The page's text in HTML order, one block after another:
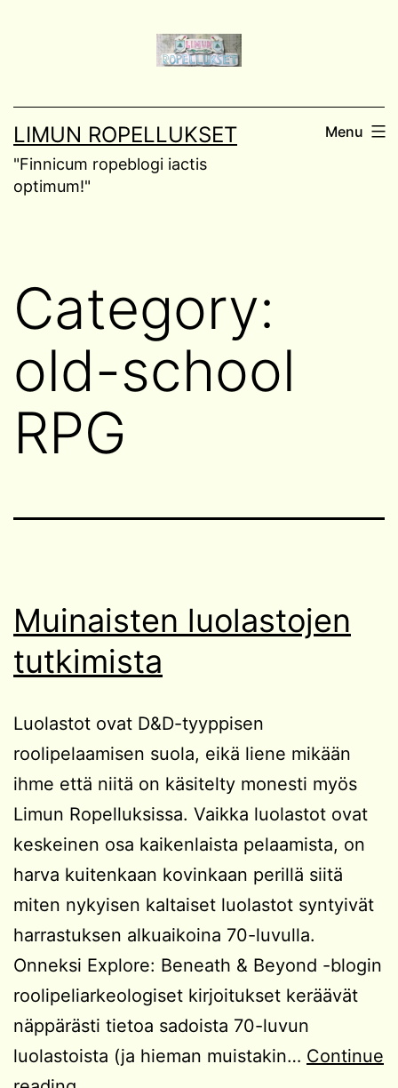
LIMUN ROPELLUKSET
"Finnicum ropeblogi iactis
optimum!"
Menu
Category:
old-school
RPG
Muinaisten luolastojen
tutkimista
Luolastot ovat D&D-tyyppisen
roolipelaamisen suola, eikä liene mikään
ihme että niitä on käsitelty monesti myös
Limun Ropelluksissa. Vaikka luolastot ovat
keskeinen osa kaikenlaista pelaamista, on
harva kuitenkaan kovinkaan perillä siitä
miten nykyisen kaltaiset luolastot syntyivät
harrastuksen alkuaikoina 70-luvulla.
Onneksi Explore: Beneath & Beyond -blogin
roolipeliarkeologiset kirjoitukset keräävät
näppärästi tietoa sadoista 70-luvun
luolastoista (ja hieman muistakin… Continue